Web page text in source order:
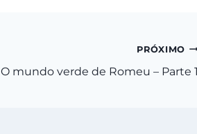
PRÓXIMO
O mundo verde de Romeu – Parte